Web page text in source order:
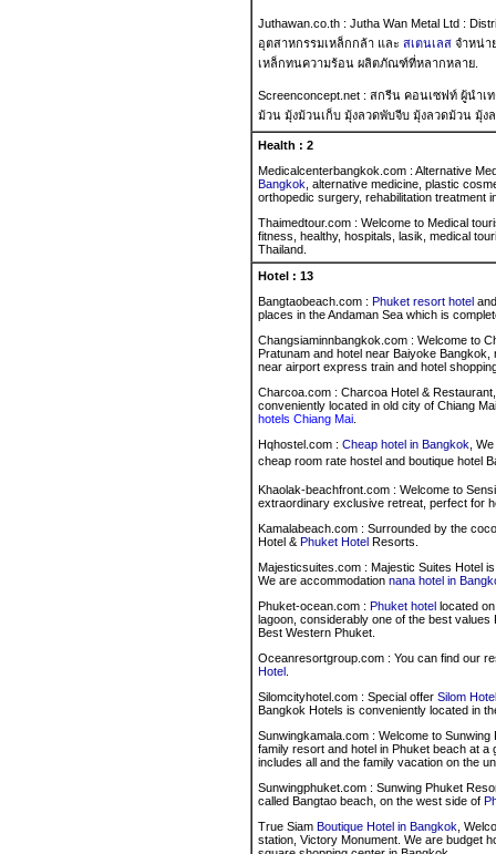
Juthawan.co.th : Jutha Wan Metal Ltd :
อุตสาหกรรมเหล็กกล้า และ สเตนเลส จำหน่า
เหล็กทนความร้อน ผลิตภัณฑ์ที่หลากหลาย.
Screenconcept.net : สกรีน คอนเซฟท์ ผู้นำเ
ม้วน มุ้งม้วนเก็บ มุ้งลวดพับจีบ มุ้งลวดม้วน มุ้ง
Health : 2
Medicalcenterbangkok.com : Alternative
Bangkok , alternative medicine, plastic
orthopedic surgery, rehabilitation treatment
Thaimedtour.com : Welcome to Medical
fitness, healthy, hospitals, lasik, medical
Thailand.
Hotel : 13
Bangtaobeach.com : Phuket resort hotel
places in the Andaman Sea which is
Changsiaminnbangkok.com : Welcome to
Pratunam and hotel near Baiyoke
near airport express train and hotel
Charcoa.com : Charcoa Hotel &
conveniently located in old city of Chiang
hotels Chiang Mai
Hqhostel.com : Cheap hotel in Bangkok ,
cheap room rate hostel and boutique hotel
Khaolak-beachfront.com : Welcome to
extraordinary exclusive retreat, perfect for
Kamalabeach.com : Surrounded by the
Hotel & Phuket Hotel Resorts.
Majesticsuites.com : Majestic Suites Hotel
We are accommodation nana hotel in
Phuket-ocean.com : Phuket hotel located
lagoon, considerably one of the best
Best Western Phuket.
Oceanresortgroup.com : You can find our
Hotel
Silomcityhotel.com : Special offer Silom Hotel
Bangkok Hotels is conveniently located in
Sunwingkamala.com : Welcome to
family resort and hotel in Phuket beach at
includes all and the family vacation on the
Sunwingphuket.com : Sunwing Phuket
called Bangtao beach, on the west side of
True Siam Boutique Hotel in Bangkok ,
station, Victory Monument. We are budget